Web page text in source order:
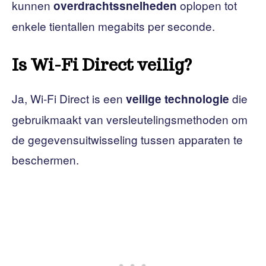
kunnen overdrachtssnelheden oplopen tot
enkele tientallen megabits per seconde.
Is Wi-Fi Direct veilig?
Ja, Wi-Fi Direct is een veilige technologie die
gebruikmaakt van versleutelingsmethoden om
de gegevensuitwisseling tussen apparaten te
beschermen.